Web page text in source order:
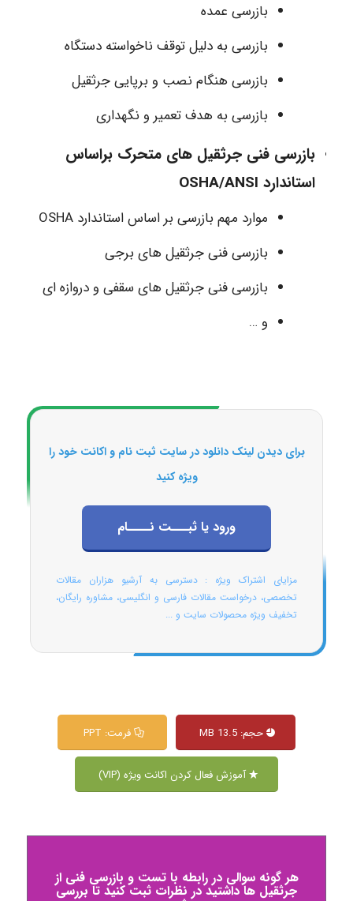
بازرسی عمده
بازرسی به دلیل توقف ناخواسته دستگاه
بازرسی هنگام نصب و برپایی جرثقیل
بازرسی به هدف تعمیر و نگهداری
بازرسی فنی جرثقیل های متحرک براساس
استاندارد OSHA/ANSI
موارد مهم بازرسی بر اساس استاندارد OSHA
بازرسی فنی جرثقیل های برجی
بازرسی فنی جرثقیل های سقفی و دروازه ای
و …
برای دیدن لینک دانلود در سایت ثبت نام و اکانت خود را
ویژه کنید
ورود یا ثبـــت نــــام
مزایای اشتراک ویژه : دسترسی به آرشیو هزاران مقالات
تخصصی، درخواست مقالات فارسی و انگلیسی، مشاوره رایگان،
تخفیف ویژه محصولات سایت و ...
حجم: 13.5 MB فرمت: PPT
آموزش فعال کردن اکانت ویژه (VIP)
هر گونه سوالی در رابطه با تست و بازرسی فنی از
جرثقیل ها داشتید در نظرات ثبت کنید تا بررسی